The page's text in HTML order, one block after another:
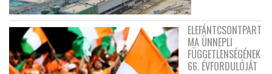
ELEFÁNTCSONTPART
MA ÜNNEPLI
FÜGGETLENSÉGÉNEK
66. ÉVFORDULÓJÁT